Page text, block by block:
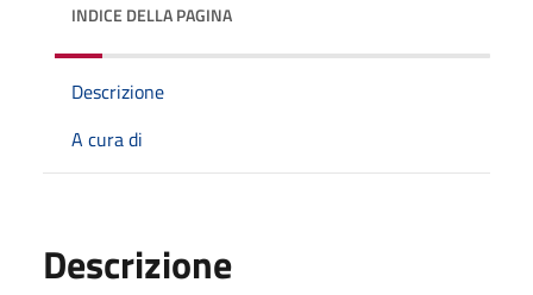
INDICE DELLA PAGINA
Descrizione
A cura di
Descrizione